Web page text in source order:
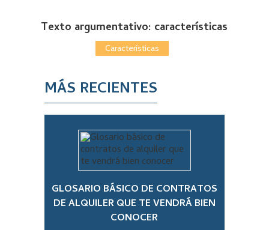
Texto argumentativo: características
Características
MÁS RECIENTES
GLOSARIO BÁSICO DE CONTRATOS
DE ALQUILER QUE TE VENDRÁ BIEN
CONOCER